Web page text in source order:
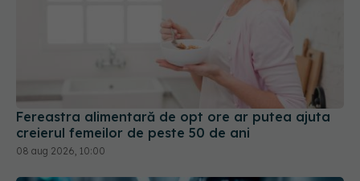
Fereastra alimentară de opt ore ar putea ajuta
creierul femeilor de peste 50 de ani
08 aug 2026, 10:00